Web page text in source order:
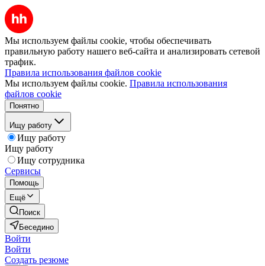
Мы используем файлы cookie, чтобы обеспечивать
правильную работу нашего веб-сайта и анализировать сетевой
трафик.
Правила использования файлов cookie
Мы используем файлы cookie. Правила использования
файлов cookie
Понятно
Ищу работу
Ищу работу
Ищу работу
Ищу сотрудника
Сервисы
Помощь
Ещё
Поиск
Беседино
Войти
Войти
Создать резюме